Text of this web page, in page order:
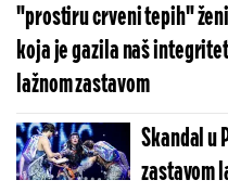
"prostiru crveni tepih" ženi
koja je gazila naš
lažnom zastavom
Skandal u
zastavom